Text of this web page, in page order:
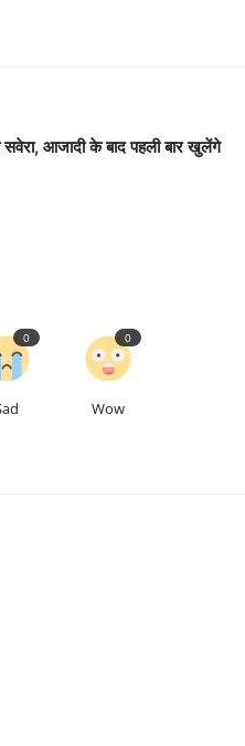
सवेरा, आजादी के बाद पहली बार खुलेंगे
0
Wow
0